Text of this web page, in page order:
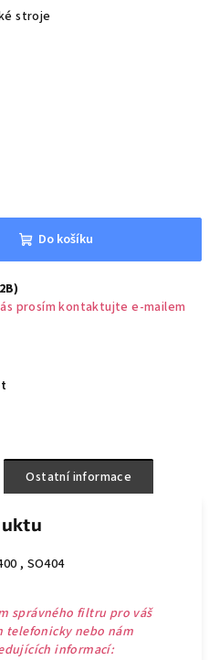
stroje
Do košíku
prosím kontaktujte e-mailem
Ostatní informace
, SO404
správného filtru pro váš
telefonicky nebo nám
informací: